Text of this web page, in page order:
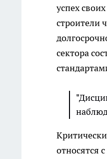
успех
строители
сектора
относятся